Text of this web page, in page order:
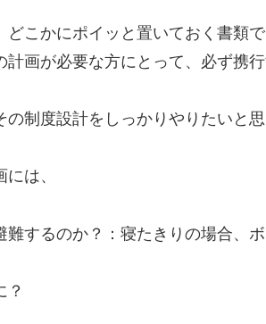
どこかにポイッと置いておく書類
計画が必要な方にとって、必ず携
の制度設計をしっかりやりたいと思
は、
難するのか？：寝たきりの場合、
？